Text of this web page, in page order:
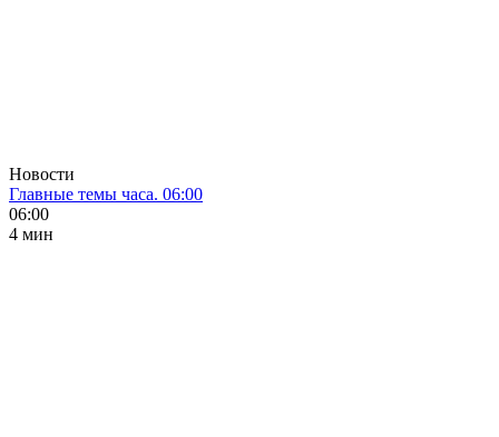
Новости
Главные темы часа. 06:00
06:00
4 мин